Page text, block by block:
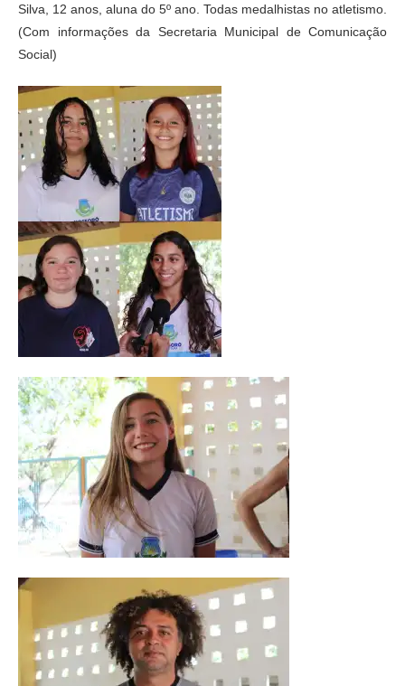
Silva, 12 anos, aluna do 5º ano. Todas medalhistas no atletismo.
(Com informações da Secretaria Municipal de Comunicação
Social)